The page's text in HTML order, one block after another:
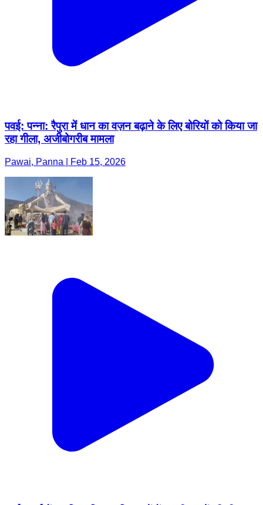
पवई: पन्ना: रैपुरा में धान का वज़न बढ़ाने के लिए बोरियों को किया जा
रहा गीला, अजीबोगरीब मामला
Pawai, Panna | Feb 15, 2026